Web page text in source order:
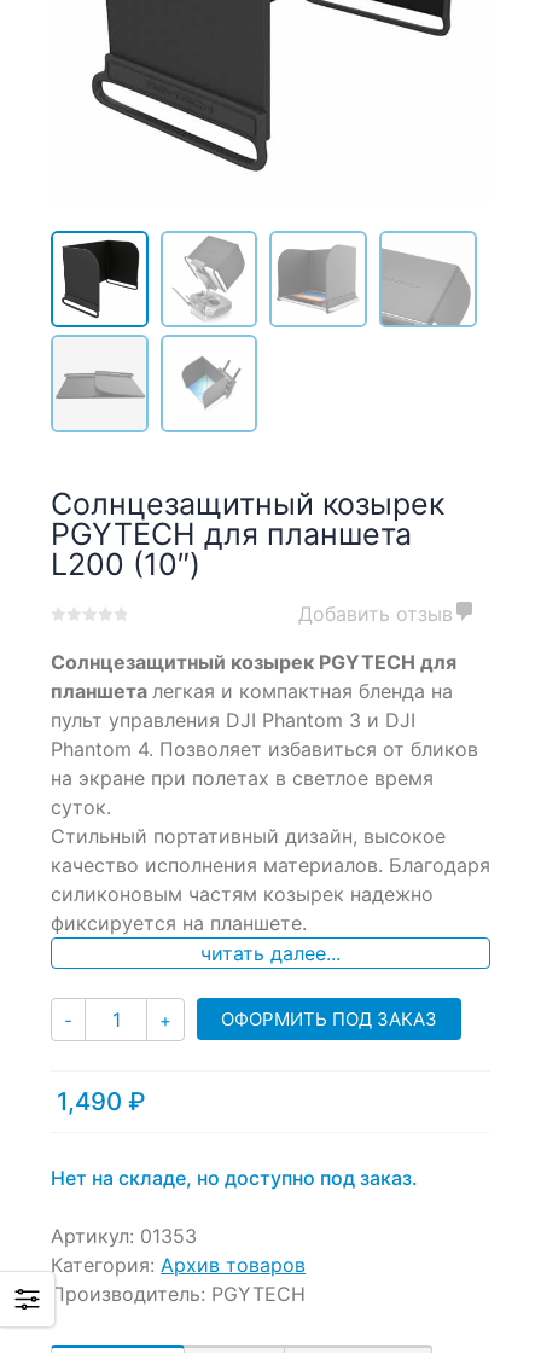
Солнцезащитный козырек
PGYTECH для планшета
L200 (10″)
out
on
customer
ratings
Добавить отзыв
Солнцезащитный козырек PGYTECH для
планшета легкая и компактная бленда на
пульт управления DJI Phantom 3 и DJI
Phantom 4. Позволяет избавиться от бликов
на экране при полетах в светлое время
суток.
Стильный портативный дизайн, высокое
качество исполнения материалов. Благодаря
силиконовым частям козырек надежно
фиксируется на планшете.
читать далее...
- Количество
+ ОФОРМИТЬ ПОД ЗАКАЗ
1,490 ₽
Нет на складе, но доступно под заказ.
Артикул: 01353
Категория: Архив товаров
Производитель: PGYTECH